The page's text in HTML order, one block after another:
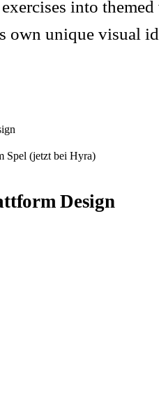
into
own unique visual
Spel (jetzt bei Hyra)
Design